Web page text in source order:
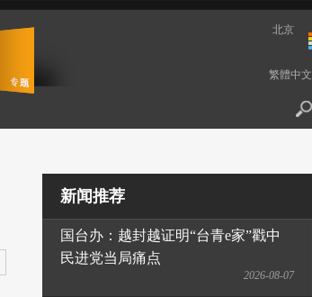
北京
繁體中文
新闻推荐
国台办：越封越证明“台青e家”戳中
民进党当局痛点
2026-08-07